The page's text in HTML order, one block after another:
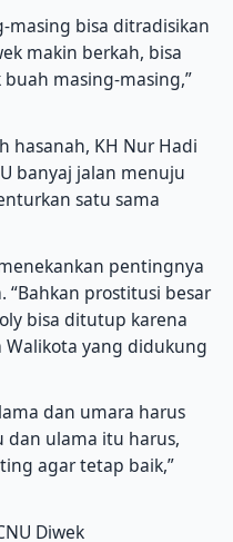
masing bisa ditradisikan
makin berkah, bisa
masing-masing,”
hasanah, KH Nur Hadi
banyaj jalan menuju
satu sama
pentingnya
“Bahkan prostitusi besar
bisa ditutup karena
yang didukung
dan umara harus
dan ulama itu harus,
agar tetap baik,”
Diwek